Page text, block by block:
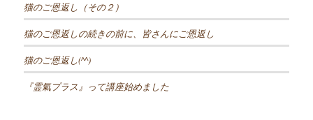
猫のご恩返し（その２）
猫のご恩返しの続きの前に、皆さんにご恩返し
猫のご恩返し(^^)
『霊氣プラス』って講座始めました